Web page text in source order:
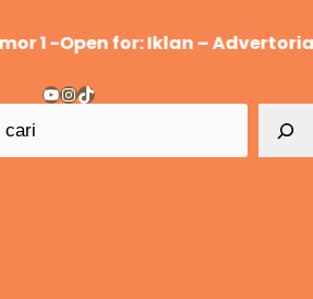
-Open for: Iklan – Advertorial –
YouTube
Instagram
TikTok